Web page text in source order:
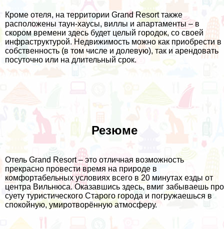
Кроме отеля, на территории Grand Resort также
расположены таун-хаусы, виллы и апартаменты – в
скором времени здесь будет целый городок, со своей
инфраструктурой. Недвижимость можно как приобрести в
собственность (в том числе и долевую), так и арендовать
посуточно или на длительный срок.
Резюме
Отель Grand Resort – это отличная возможность
прекрасно провести время на природе в
комфортабельных условиях всего в 20 минутах езды от
центра Вильнюса. Оказавшись здесь, вмиг забываешь про
суету туристического Старого города и погружаешься в
спокойную, умиротворённую атмосферу.